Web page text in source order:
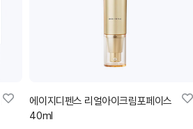
에이지디펜스 리얼아이크림포페이스
40ml